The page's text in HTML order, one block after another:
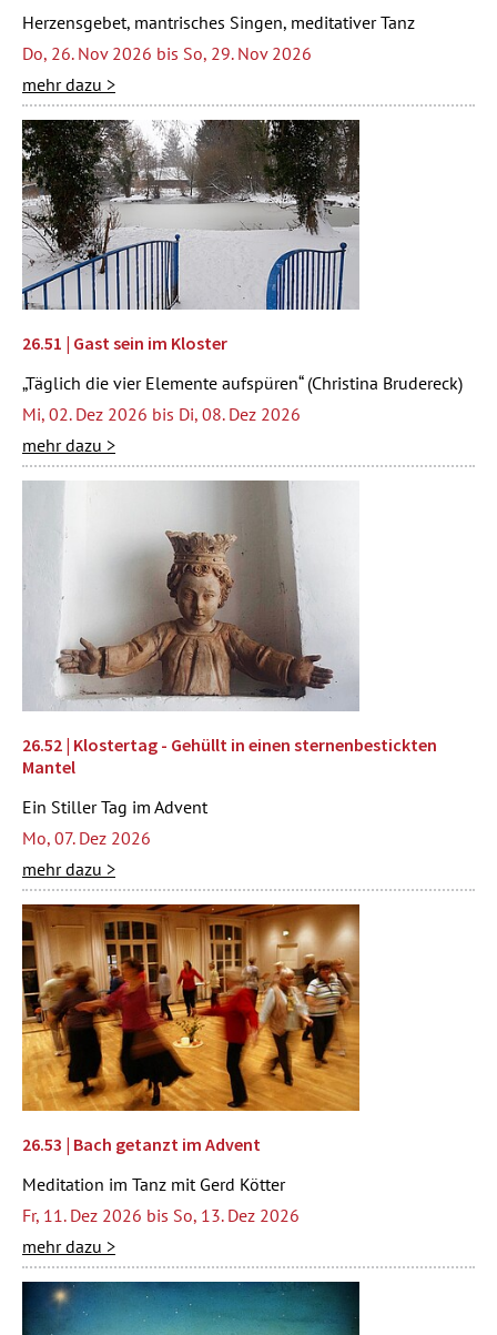
Herzensgebet, mantrisches Singen, meditativer Tanz
Do, 26. Nov 2026 bis So, 29. Nov 2026
mehr dazu >
26.51 | Gast sein im Kloster
„Täglich die vier Elemente aufspüren“ (Christina Brudereck)
Mi, 02. Dez 2026 bis Di, 08. Dez 2026
mehr dazu >
26.52 | Klostertag - Gehüllt in einen sternenbestickten
Mantel
Ein Stiller Tag im Advent
Mo, 07. Dez 2026
mehr dazu >
26.53 | Bach getanzt im Advent
Meditation im Tanz mit Gerd Kötter
Fr, 11. Dez 2026 bis So, 13. Dez 2026
mehr dazu >